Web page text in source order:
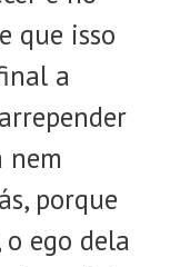
que isso
a
nem
porque
ego dela